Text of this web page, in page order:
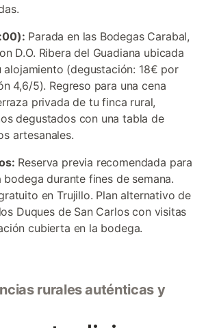
Parada en las Bodegas Carabal,
D.O. Ribera del Guadiana ubicada
alojamiento (degustación: 18€ por
4,6/5). Regreso para una cena
privada de tu finca rural,
degustados con una tabla de
artesanales.
Reserva previa recomendada para
durante fines de semana.
en Trujillo. Plan alternativo de
Duques de San Carlos con visitas
cubierta en la bodega.
rurales auténticas y